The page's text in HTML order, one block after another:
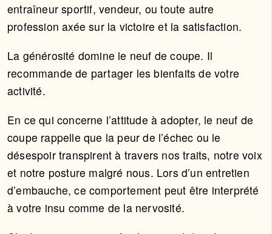
entraîneur sportif, vendeur, ou toute autre
profession axée sur la victoire et la satisfaction.
La générosité domine le neuf de coupe. Il
recommande de partager les bienfaits de votre
activité.
En ce qui concerne l’attitude à adopter, le neuf de
coupe rappelle que la peur de l’échec ou le
désespoir transpirent à travers nos traits, notre voix
et notre posture malgré nous. Lors d’un entretien
d’embauche, ce comportement peut être interprété
à votre insu comme de la nervosité.